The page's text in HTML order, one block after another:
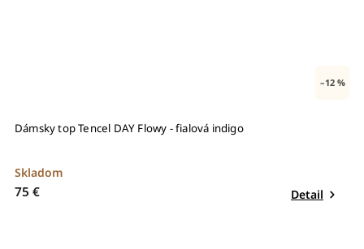
–12 %
Dámsky top Tencel DAY Flowy - fialová indigo
Skladom
75 € Detail